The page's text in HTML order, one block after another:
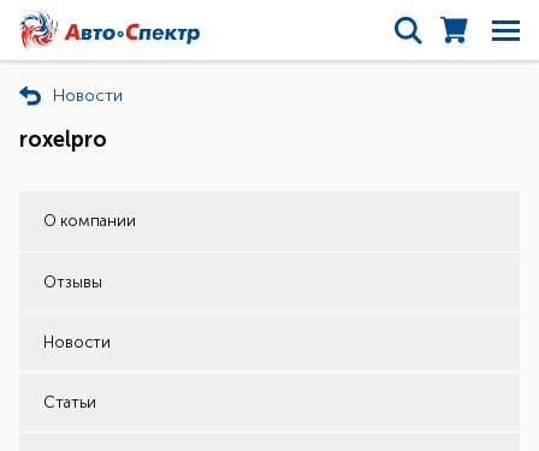
Новости
roxelpro
О компании
Отзывы
Новости
Статьи